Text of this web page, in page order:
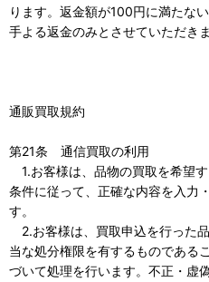
ります。返金額が100円に満たな
手よる返金のみとさせていただき
通販買取規約
第21条 通信買取の利用
1.お客様は、品物の買取を希望
条件に従って、正確な内容を入力
す。
2.お客様は、買取申込を行った
当な処分権限を有するものである
づいて処理を行います。不正・虚